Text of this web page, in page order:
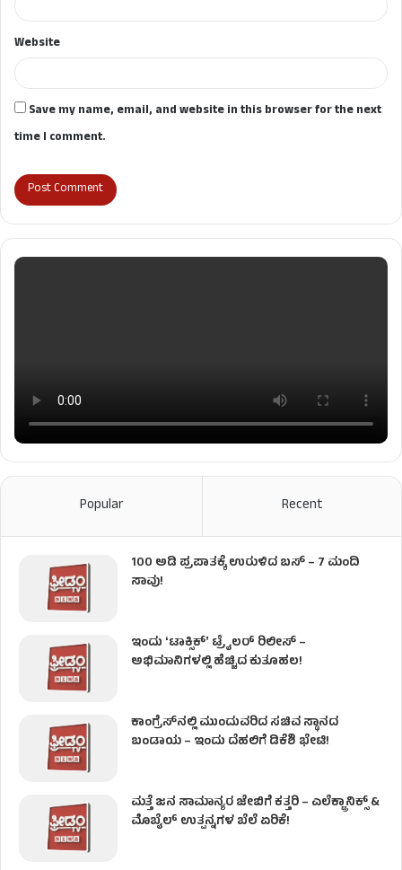
Website
Save my name, email, and website in this browser for the next
time I comment.
Popular Recent
100 ಅಡಿ ಪ್ರಪಾತಕ್ಕೆ ಉರುಳಿದ ಬಸ್‌ – 7 ಮಂದಿ
ಸಾವು!
ಇಂದು ʻಟಾಕ್ಸಿಕ್ʼ ಟ್ರೈಲರ್ ರಿಲೀಸ್‌ –
ಅಭಿಮಾನಿಗಳಲ್ಲಿ ಹೆಚ್ಚಿದ ಕುತೂಹಲ!
ಕಾಂಗ್ರೆಸ್​ನಲ್ಲಿ ಮುಂದುವರಿದ ಸಚಿವ ಸ್ಥಾನದ
ಬಂಡಾಯ – ಇಂದು ದೆಹಲಿಗೆ ಡಿಕೆಶಿ ಭೇಟಿ!
ಮತ್ತೆ ಜನ ಸಾಮಾನ್ಯರ ಜೇಬಿಗೆ ಕತ್ತರಿ – ಎಲೆಕ್ಟ್ರಾನಿಕ್ಸ್ &
ಮೊಬೈಲ್ ಉತ್ಪನ್ನಗಳ ಬೆಲೆ ಏರಿಕೆ!